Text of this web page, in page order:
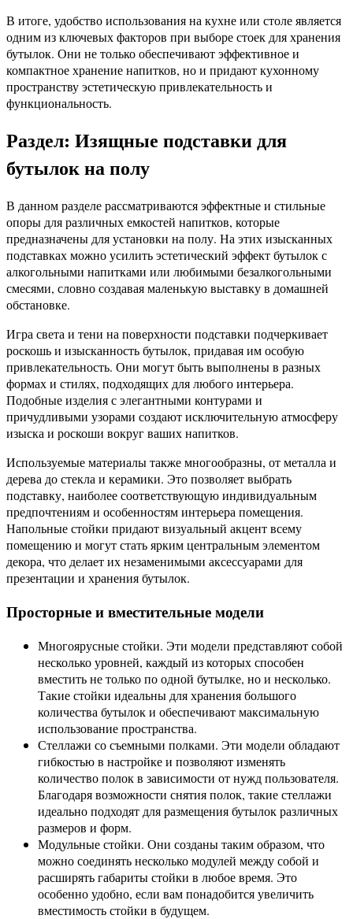
В итоге, удобство использования на кухне или столе является
одним из ключевых факторов при выборе стоек для хранения
бутылок. Они не только обеспечивают эффективное и
компактное хранение напитков, но и придают кухонному
пространству эстетическую привлекательность и
функциональность.
Раздел: Изящные подставки для
бутылок на полу
В данном разделе рассматриваются эффектные и стильные
опоры для различных емкостей напитков, которые
предназначены для установки на полу. На этих изысканных
подставках можно усилить эстетический эффект бутылок с
алкогольными напитками или любимыми безалкогольными
смесями, словно создавая маленькую выставку в домашней
обстановке.
Игра света и тени на поверхности подставки подчеркивает
роскошь и изысканность бутылок, придавая им особую
привлекательность. Они могут быть выполнены в разных
формах и стилях, подходящих для любого интерьера.
Подобные изделия с элегантными контурами и
причудливыми узорами создают исключительную атмосферу
изыска и роскоши вокруг ваших напитков.
Используемые материалы также многообразны, от металла и
дерева до стекла и керамики. Это позволяет выбрать
подставку, наиболее соответствующую индивидуальным
предпочтениям и особенностям интерьера помещения.
Напольные стойки придают визуальный акцент всему
помещению и могут стать ярким центральным элементом
декора, что делает их незаменимыми аксессуарами для
презентации и хранения бутылок.
Просторные и вместительные модели
Многоярусные стойки. Эти модели представляют собой
несколько уровней, каждый из которых способен
вместить не только по одной бутылке, но и несколько.
Такие стойки идеальны для хранения большого
количества бутылок и обеспечивают максимальную
использование пространства.
Стеллажи со съемными полками. Эти модели обладают
гибкостью в настройке и позволяют изменять
количество полок в зависимости от нужд пользователя.
Благодаря возможности снятия полок, такие стеллажи
идеально подходят для размещения бутылок различных
размеров и форм.
Модульные стойки. Они созданы таким образом, что
можно соединять несколько модулей между собой и
расширять габариты стойки в любое время. Это
особенно удобно, если вам понадобится увеличить
вместимость стойки в будущем.